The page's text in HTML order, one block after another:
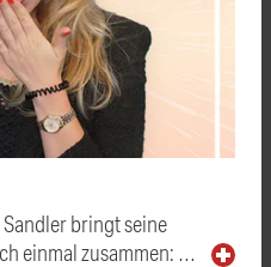
bringt seine
einmal zusammen: …